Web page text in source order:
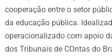
cooperação entre o setor
da educação pública.
operacionalizado com apoio
dos Tribunais de COntas do